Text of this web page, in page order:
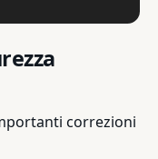
correzioni